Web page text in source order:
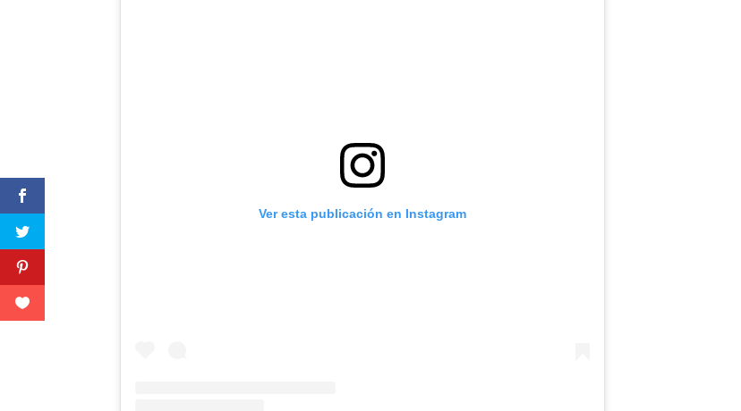
Ver esta publicación en Instagram